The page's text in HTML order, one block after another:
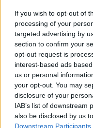
If you wish to opt-out of
processing of your
targeted advertising by
section to confirm your
opt-out request is
interest-based ads
us or personal
your opt-out. You may
disclosure of your
IAB’s list of downstream
also be disclosed by us
Downstream Participants
δεν ξέρεις πώς
μεγάλο
κ. Σκορδίλης,
υπάρξει
σημείο του
«Και δεν είναι
ισχυρός ο
ευρύτερες